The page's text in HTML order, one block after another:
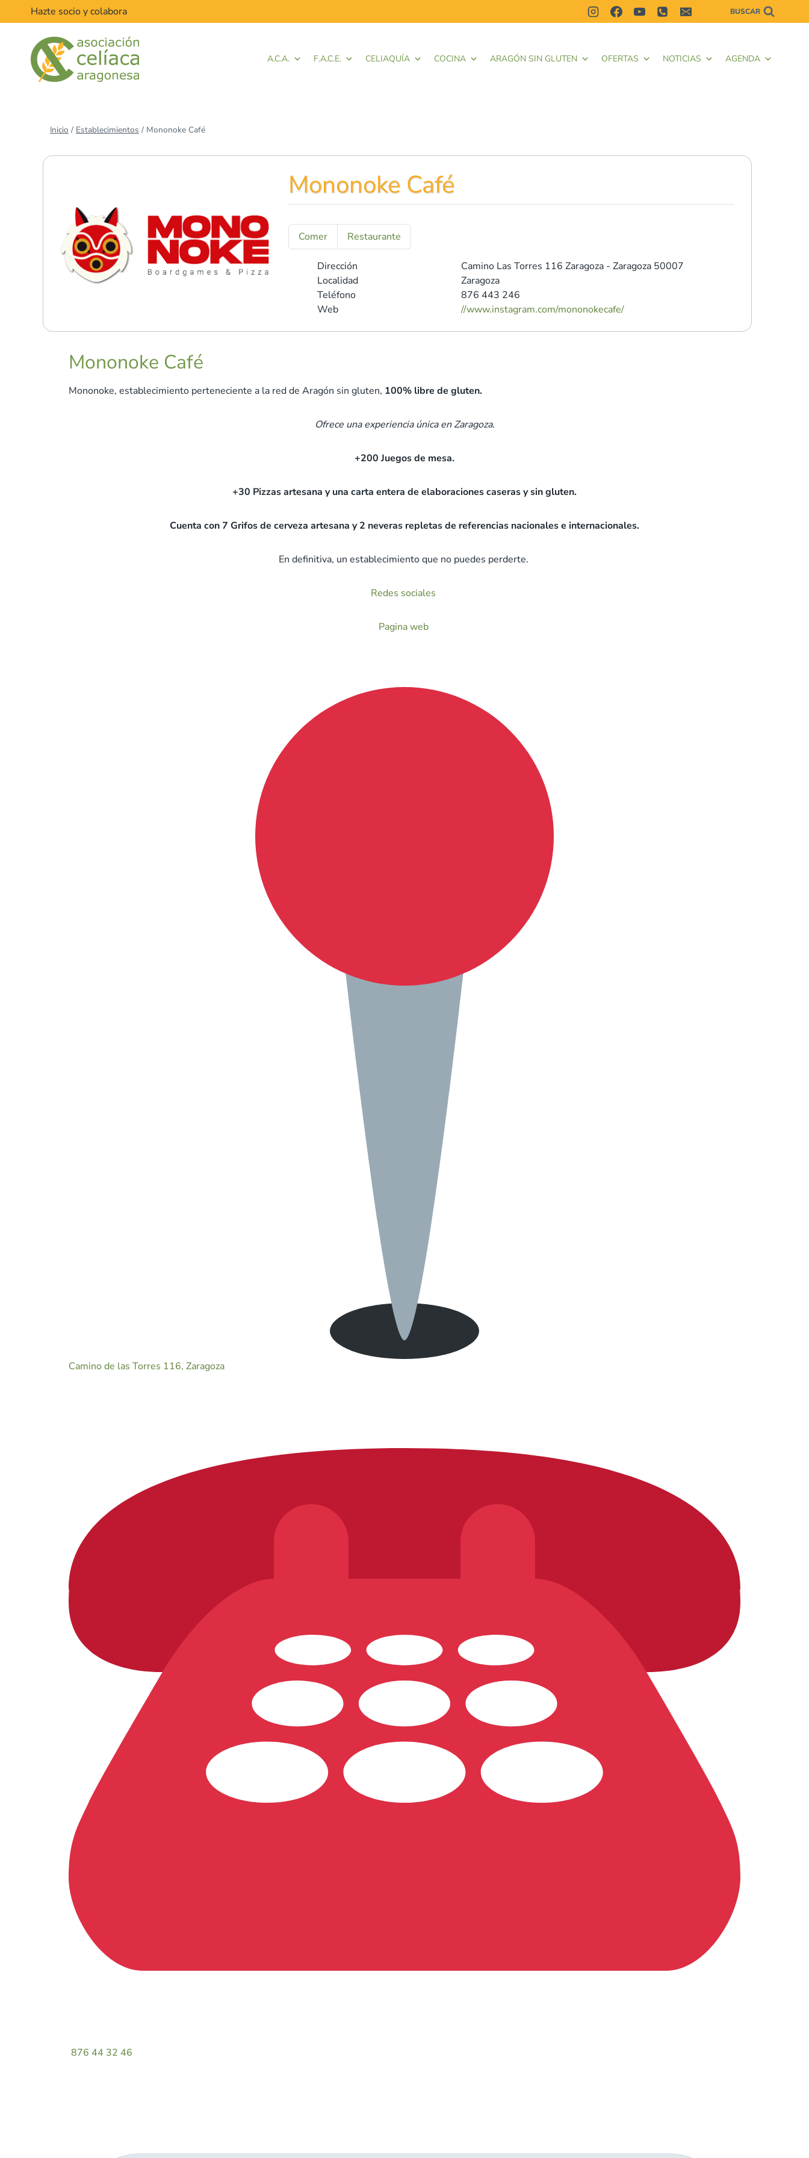
al
Hazte socio y colabora BUSCAR
A.C.A. F.A.C.E. CELIAQUÍA COCINA ARAGÓN SIN GLUTEN OFERTAS NOTICIAS AGENDA
Inicio / Establecimientos / Mononoke Café
Mononoke Café
Comer Restaurante
Dirección Camino Las Torres 116 Zaragoza - Zaragoza 50007
Localidad
Zaragoza
Teléfono
876 443 246
Web
//www.instagram.com/mononokecafe/
Mononoke Café
Mononoke, establecimiento perteneciente a la red de Aragón sin gluten, 100% libre de gluten.
Ofrece una experiencia única en Zaragoza.
+200 Juegos de mesa.
+30 Pizzas artesana y una carta entera de elaboraciones caseras y sin gluten.
Cuenta con 7 Grifos de cerveza artesana y 2 neveras repletas de referencias nacionales e internacionales.
En definitiva, un establecimiento que no puedes perderte.
Redes sociales
Pagina web
Camino de las Torres 116, Zaragoza
876 44 32 46